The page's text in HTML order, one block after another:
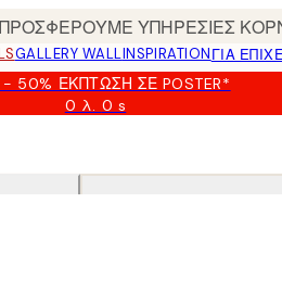
ΥΠΗΡΕΣΙΕΣ
GALLERY WALLINSPIRATIONΓΙΑ
- 50% ΈΚΠΤΩΣΗ ΣΕ POSTER*
0 λ. 0 s
Ισχύει
08-